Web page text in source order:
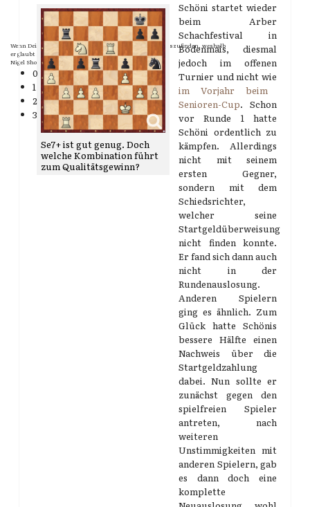
Wenn Dein Gegner Dir ein Remis anbietet, versuch herauszufinden, weshalb
er glaubt schlechter zu stehen.
Nigel Short
0
1
2
3
Se7+ ist gut genug. Doch
welche Kombination führt
zum Qualitätsgewinn?
Schöni startet wieder
beim Arber
Schachfestival in
Bodenmais, diesmal
jedoch im offenen
Turnier und nicht wie
im Vorjahr beim
Senioren-Cup. Schon
vor Runde 1 hatte
Schöni ordentlich zu
kämpfen. Allerdings
nicht mit seinem
ersten Gegner,
sondern mit dem
Schiedsrichter,
welcher seine
Startgeldüberweisung
nicht finden konnte.
Er fand sich dann auch
nicht in der
Rundenauslosung.
Anderen Spielern
ging es ähnlich. Zum
Glück hatte Schönis
bessere Hälfte einen
Nachweis über die
Startgeldzahlung
dabei. Nun sollte er
zunächst gegen den
spielfreien Spieler
antreten, nach
weiteren
Unstimmigkeiten mit
anderen Spielern, gab
es dann doch eine
komplette